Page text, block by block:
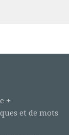
+
et de mots